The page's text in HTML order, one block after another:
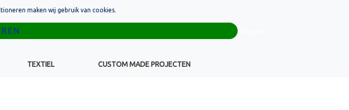
+32(0)16 43 54 19
TEXTIEL CUSTOM MADE PROJECTEN
maken wij gebruik van cookies.